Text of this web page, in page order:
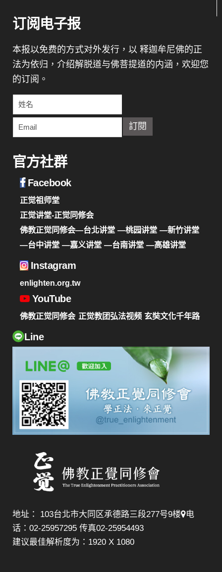
订阅电子报
本报以免费的方式对外发行，以 释迦牟尼佛的正
法为依归，介绍解脱道与佛菩提道的内涵，欢迎您
的订阅。
官方社群
Facebook
正觉祖师堂
正觉讲堂-正觉同修会
佛教正觉同修会—台北讲堂 —桃园讲堂 —新竹讲堂
—台中讲堂 —嘉义讲堂 —台南讲堂 —高雄讲堂
Instagram
enlighten.org.tw
YouTube
佛教正觉同修会 正觉教团弘法视频 玄奘文化千年路
Line
地址： 103台北市大同区承德路三段277号9楼
电
话：02-25957295 传真02-25954493
建议最佳解析度为：1920 X 1080